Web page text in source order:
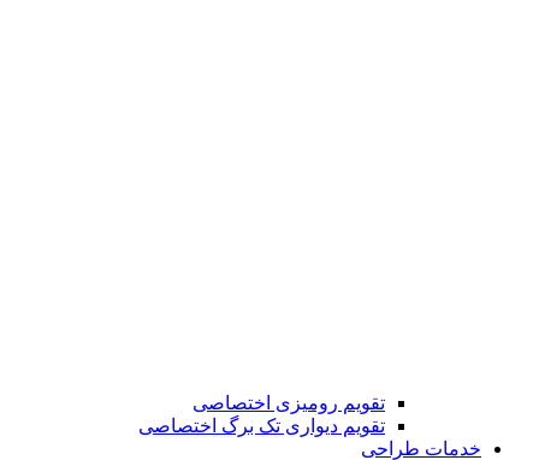
تقویم رومیزی اختصاصی
تقویم دیواری تک برگ اختصاصی
خدمات طراحی